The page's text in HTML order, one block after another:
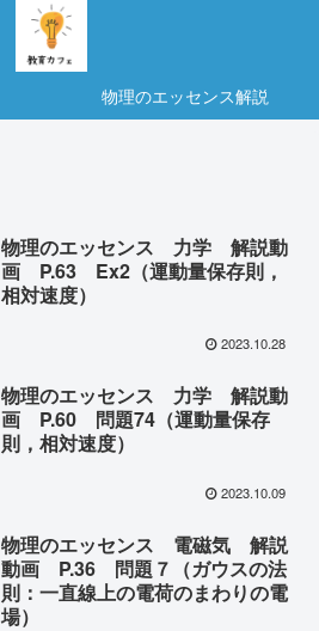
物理のエッセンス解説
物理のエッセンス 力学 解説動
画 P.63 Ex2（運動量保存則，
相対速度）
2023.10.28
物理のエッセンス 力学 解説動
画 P.60 問題74（運動量保存
則，相対速度）
2023.10.09
物理のエッセンス 電磁気 解説
動画 P.36 問題７（ガウスの法
則：一直線上の電荷のまわりの電
場）